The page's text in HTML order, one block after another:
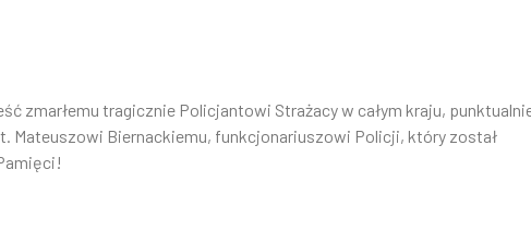
zmarłemu tragicznie Policjantowi Strażacy w całym kraju,
Mateuszowi Biernackiemu, funkcjonariuszowi Policji, który został